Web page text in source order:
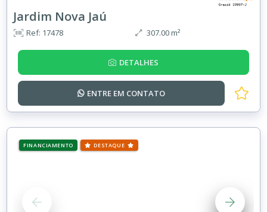
Jardim Nova Jaú
Ref: 17478 307.00 m²
DETALHES
ENTRE EM CONTATO
FINANCIAMENTO DESTAQUE